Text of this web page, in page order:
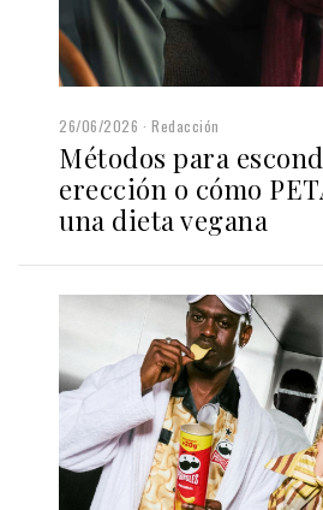
26/06/2026 Redacción
Métodos para
erección o cómo
una dieta vegana